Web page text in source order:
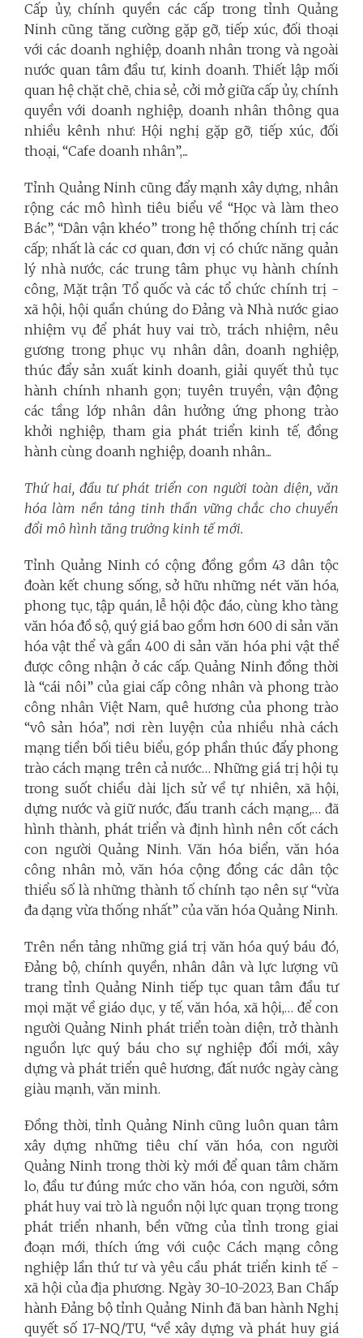
Cấp ủy, chính quyền các cấp trong tỉnh Quảng
Ninh cũng tăng cường gặp gỡ, tiếp xúc, đối thoại
với các doanh nghiệp, doanh nhân trong và ngoài
nước quan tâm đầu tư, kinh doanh. Thiết lập mối
quan hệ chặt chẽ, chia sẻ, cởi mở giữa cấp ủy, chính
quyền với doanh nghiệp, doanh nhân thông qua
nhiều kênh như: Hội nghị gặp gỡ, tiếp xúc, đối
thoại, “Cafe doanh nhân”,...
Tỉnh Quảng Ninh cũng đẩy mạnh xây dựng, nhân
rộng các mô hình tiêu biểu về “Học và làm theo
Bác”, “Dân vận khéo” trong hệ thống chính trị các
cấp; nhất là các cơ quan, đơn vị có chức năng quản
lý nhà nước, các trung tâm phục vụ hành chính
công, Mặt trận Tổ quốc và các tổ chức chính trị -
xã hội, hội quần chúng do Đảng và Nhà nước giao
nhiệm vụ để phát huy vai trò, trách nhiệm, nêu
gương trong phục vụ nhân dân, doanh nghiệp,
thúc đẩy sản xuất kinh doanh, giải quyết thủ tục
hành chính nhanh gọn; tuyên truyền, vận động
các tầng lớp nhân dân hưởng ứng phong trào
khởi nghiệp, tham gia phát triển kinh tế, đồng
hành cùng doanh nghiệp, doanh nhân...
Thứ hai, đầu tư phát triển con người toàn diện, văn
hóa làm nền tảng tinh thần vững chắc cho chuyển
đổi mô hình tăng trưởng kinh tế mới.
Tỉnh Quảng Ninh có cộng đồng gồm 43 dân tộc
đoàn kết chung sống, sở hữu những nét văn hóa,
phong tục, tập quán, lễ hội độc đáo, cùng kho tàng
văn hóa đồ sộ, quý giá bao gồm hơn 600 di sản văn
hóa vật thể và gần 400 di sản văn hóa phi vật thể
được công nhận ở các cấp. Quảng Ninh đồng thời
là “cái nôi” của giai cấp công nhân và phong trào
công nhân Việt Nam, quê hương của phong trào
“vô sản hóa”, nơi rèn luyện của nhiều nhà cách
mạng tiền bối tiêu biểu, góp phần thúc đẩy phong
trào cách mạng trên cả nước… Những giá trị hội tụ
trong suốt chiều dài lịch sử về tự nhiên, xã hội,
dựng nước và giữ nước, đấu tranh cách mạng,… đã
hình thành, phát triển và định hình nên cốt cách
con người Quảng Ninh.Văn hóa biển, văn hóa
công nhân mỏ, văn hóa cộng đồng các dân tộc
thiểu số là những thành tố chính tạo nên sự “vừa
đa dạng vừa thống nhất” của văn hóa Quảng Ninh.
Trên nền tảng những giá trị văn hóa quý báu đó,
Đảng bộ, chính quyền, nhân dân và lực lượng vũ
trang tỉnh Quảng Ninh tiếp tục quan tâm đầu tư
mọi mặt về giáo dục, y tế, văn hóa, xã hội,… để con
người Quảng Ninh phát triển toàn diện, trở thành
nguồn lực quý báu cho sự nghiệp đổi mới, xây
dựng và phát triển quê hương, đất nước ngày càng
giàu mạnh, văn minh.
Đồng thời, tỉnh Quảng Ninh cũng luôn quan tâm
xây dựng những tiêu chí văn hóa, con người
Quảng Ninh trong thời kỳ mới để quan tâm chăm
lo, đầu tư đúng mức cho văn hóa, con người, sớm
phát huy vai trò là nguồn nội lực quan trọng trong
phát triển nhanh, bền vững của tỉnh trong giai
đoạn mới, thích ứng với cuộc Cách mạng công
nghiệp lần thứ tư và yêu cầu phát triển kinh tế -
xã hội của địa phương. Ngày 30-10-2023, Ban Chấp
hành Đảng bộ tỉnh Quảng Ninh đã ban hành Nghị
quyết số 17-NQ/TU, “về xây dựng và phát huy giá